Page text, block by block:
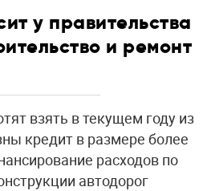
у правительства
и ремонт
взять в текущем году из
кредит в размере более
расходов по
автодорог